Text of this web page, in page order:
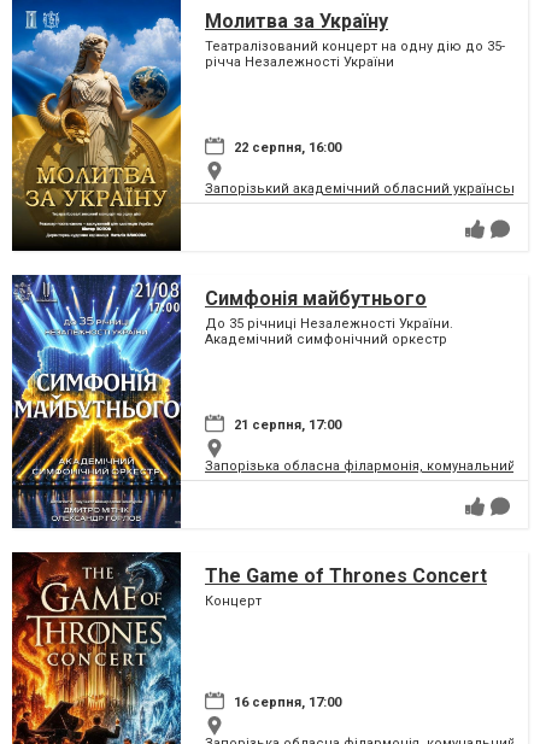
Молитва за Україну
Театралізований концерт на одну дію до 35-
річча Незалежності України
22 серпня, 16:00
Запорізький академічний обласний
Симфонія майбутнього
До 35 річниці Незалежності України.
Академічний симфонічний оркестр
21 серпня, 17:00
Запорізька обласна філармонія, комунальний
The Game of Thrones Concert
Концерт
16 серпня, 17:00